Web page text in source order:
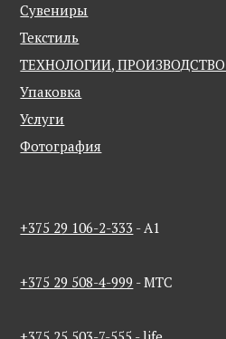
Сувениры
Текстиль
ТЕХНОЛОГИИ,
Упаковка
Услуги
Фотография
+375 29 106-2-333 - A1
+375 29 508-4-999 - MTC